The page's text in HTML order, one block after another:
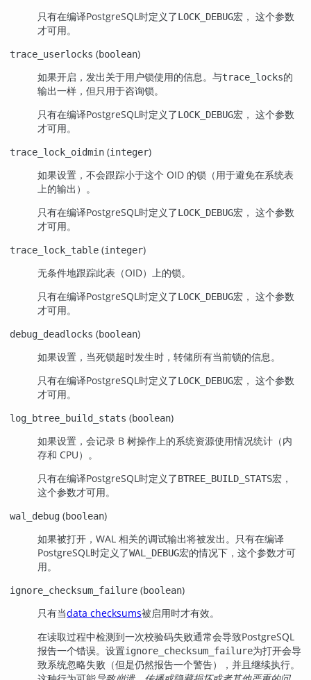
只有在编译PostgreSQL 时定义了LOCK_DEBUG宏， 这个参数
才可用。
trace_userlocks (boolean)
如果开启，发出关于用户锁使用的信息。与trace_locks的
输出一样，但只用于咨询锁。
只有在编译PostgreSQL 时定义了LOCK_DEBUG宏， 这个参数
才可用。
trace_lock_oidmin (integer)
如果设置，不会跟踪小于这个 OID 的锁（用于避免在系统表
上的输出）。
只有在编译PostgreSQL 时定义了LOCK_DEBUG宏， 这个参数
才可用。
trace_lock_table (integer)
无条件地跟踪此表（OID）上的锁。
只有在编译PostgreSQL 时定义了LOCK_DEBUG宏， 这个参数
才可用。
debug_deadlocks (boolean)
如果设置，当死锁超时发生时，转储所有当前锁的信息。
只有在编译PostgreSQL 时定义了LOCK_DEBUG宏， 这个参数
才可用。
log_btree_build_stats (boolean)
如果设置，会记录 B 树操作上的系统资源使用情况统计（内
存和 CPU）。
只有在编译PostgreSQL 时定义了BTREE_BUILD_STATS宏，
这个参数才可用。
wal_debug (boolean)
如果被打开，WAL 相关的调试输出将被发出。只有在编译
PostgreSQL 时定义了WAL_DEBUG宏的情况下，这个参数才可
用。
ignore_checksum_failure (boolean)
只有当data checksums被启用时才有效。
在读取过程中检测到一次校验码失败通常会导致PostgreSQL
报告一个错误。设置ignore_checksum_failure为打开会导
致系统忽略失败（但是仍然报告一个警告），并且继续执行。